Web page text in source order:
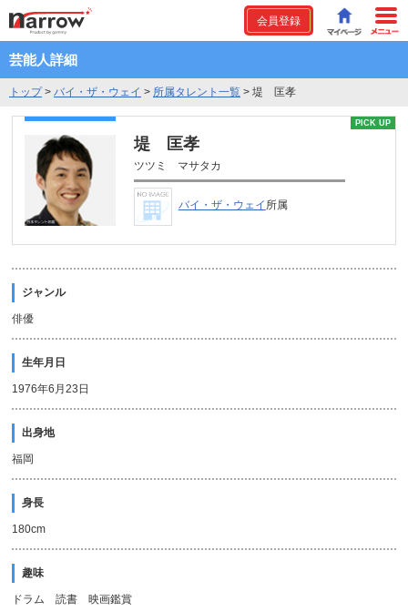
会員登録
芸能人詳細
トップ> バイ・ザ・ウェイ > 所属タレント一覧 > 堤 匡孝
PICK UP
堤 匡孝
ツツミ マサタカ
バイ・ザ・ウェイ 所属
ジャンル
俳優
生年月日
1976年6月23日
出身地
福岡
身長
180cm
趣味
ドラム 読書 映画鑑賞